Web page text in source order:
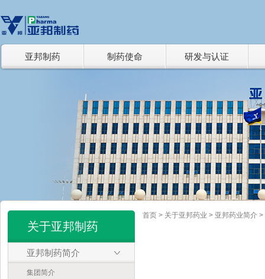
亚邦制药 制药使命 研发与认证
亚邦良心制药 >
科研检测章程 >
责任与关怀
社会责任 >
健康园地 >
装备实力 >
技术研发 >
持续创新 >
权威认证
认证证书 >
关于亚邦制药
亚邦制药简介
集团简介
首页 > 关于亚邦药业 > 亚邦药业简介 >